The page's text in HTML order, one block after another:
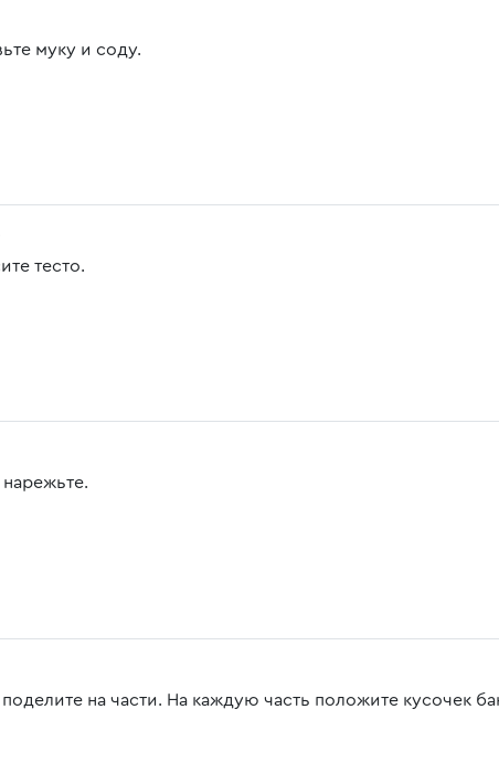
муку и соду.
тесто.
нарежьте.
поделите на части. На каждую часть положите кусочек